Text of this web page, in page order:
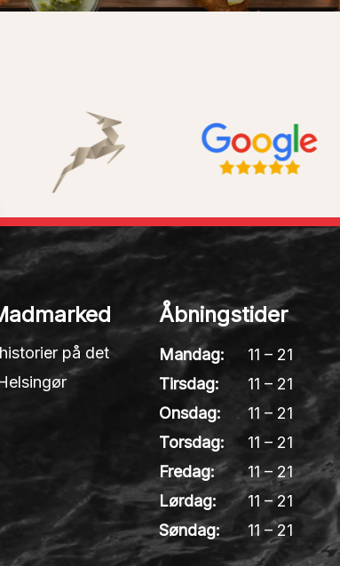
på det
Åbningstider
Mandag:
11 – 21
Tirsdag:
11 – 21
Onsdag:
11 – 21
Torsdag:
11 – 21
Fredag:
11 – 21
Lørdag:
11 – 21
Søndag:
11 – 21